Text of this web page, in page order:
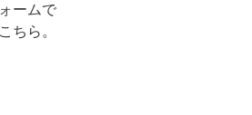
ームで
ちら。